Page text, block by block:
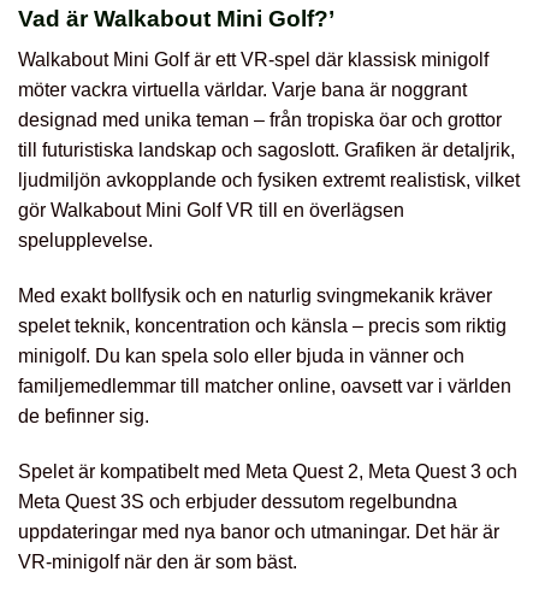
Vad är Walkabout Mini Golf?’
Walkabout Mini Golf är ett VR-spel där klassisk minigolf
möter vackra virtuella världar. Varje bana är noggrant
designad med unika teman – från tropiska öar och grottor
till futuristiska landskap och sagoslott. Grafiken är detaljrik,
ljudmiljön avkopplande och fysiken extremt realistisk, vilket
gör Walkabout Mini Golf VR till en överlägsen
spelupplevelse.
Med exakt bollfysik och en naturlig svingmekanik kräver
spelet teknik, koncentration och känsla – precis som riktig
minigolf. Du kan spela solo eller bjuda in vänner och
familjemedlemmar till matcher online, oavsett var i världen
de befinner sig.
Spelet är kompatibelt med Meta Quest 2, Meta Quest 3 och
Meta Quest 3S och erbjuder dessutom regelbundna
uppdateringar med nya banor och utmaningar. Det här är
VR-minigolf när den är som bäst.